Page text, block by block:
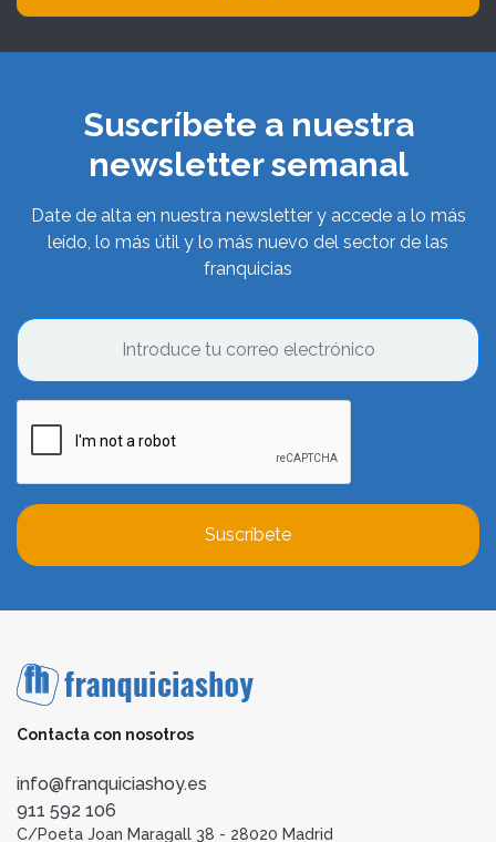
Suscríbete a nuestra
newsletter semanal
Date de alta en nuestra newsletter y accede a lo más
leído, lo más útil y lo más nuevo del sector de las
franquicias
Suscríbete
Contacta con nosotros
info@franquiciashoy.es
911 592 106
C/Poeta Joan Maragall 38 - 28020 Madrid